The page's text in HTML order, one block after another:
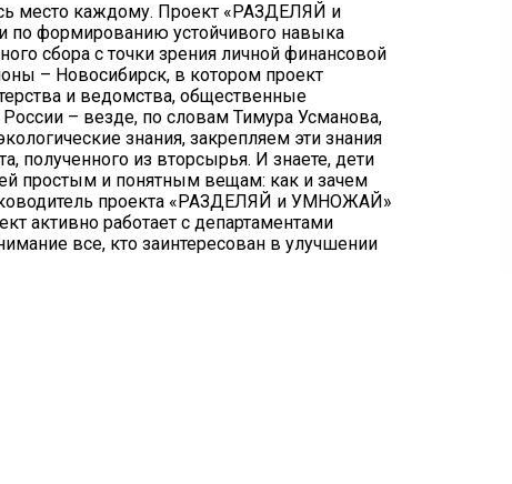
место каждому. Проект «РАЗДЕЛЯЙ и
по формированию устойчивого навыка
сбора с точки зрения личной финансовой
– Новосибирск, в котором проект
и ведомства, общественные
– везде, по словам Тимура Усманова,
знания, закрепляем эти знания
полученного из вторсырья. И знаете, дети
простым и понятным вещам: как и зачем
проекта «РАЗДЕЛЯЙ и УМНОЖАЙ»
активно работает с департаментами
все, кто заинтересован в улучшении